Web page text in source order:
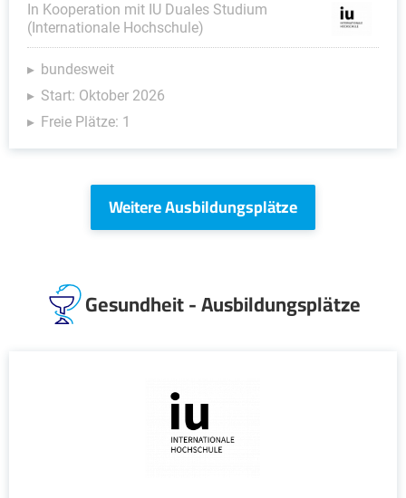
In Kooperation mit IU Duales Studium
(Internationale Hochschule)
bundesweit
Start: Oktober 2026
Freie Plätze: 1
Weitere Ausbildungsplätze
Gesundheit - Ausbildungsplätze